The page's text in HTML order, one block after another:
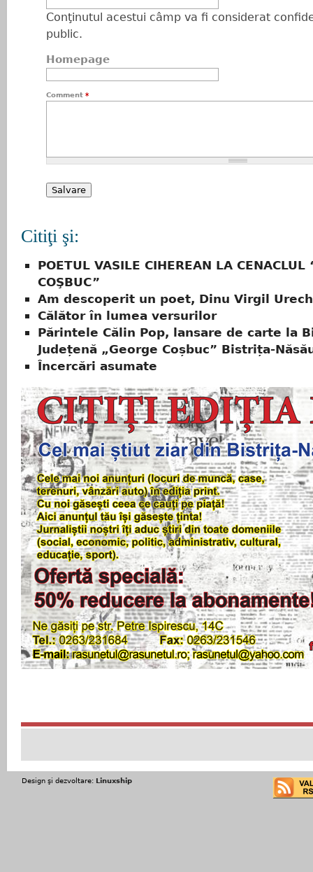
Conţinutul acestui câmp va fi considerat
public.
Homepage
Comment *
Citiţi şi:
POETUL VASILE CIHEREAN LA CENACLUL
COŞBUC”
Am descoperit un poet, Dinu Virgil
Călător în lumea versurilor
Părintele Călin Pop, lansare de carte la
Județenă „George Coșbuc” Bistrița-
Încercări asumate
Design şi dezvoltare: Linuxship